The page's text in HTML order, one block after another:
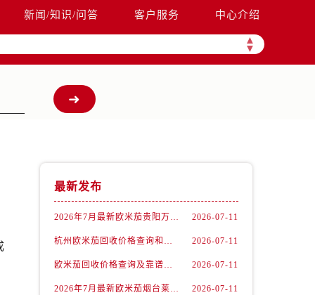
新闻/知识/问答 客户服务 中心介绍
▲
▼
最新发布
2026年7月最新欧米茄贵阳万象汇维修保养服务电话 2026-07-11
杭州欧米茄回收价格查询和各大回收平台实测排行（2026年7月最新数据） 2026-07-11
欧米茄回收价格查询及靠谱平台实测排行(2026年7月最新) 2026-07-11
2026年7月最新欧米茄烟台莱山宝龙广场维修保养服务电话 2026-07-11